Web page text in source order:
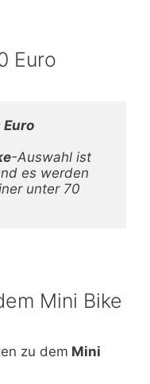
Euro
-Auswahl ist
es werden
unter 70
Mini Bike
zu dem Mini